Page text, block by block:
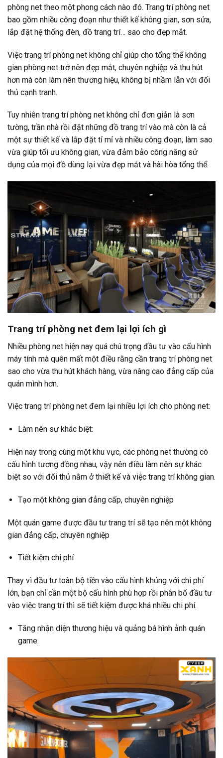
phòng net theo một phong cách nào đó. Trang trí phòng net
bao gồm nhiều công đoạn như thiết kế không gian, sơn sửa,
lắp đặt hệ thống đèn, đồ trang trí… sao cho đẹp mắt.
Việc trang trí phòng net không chỉ giúp cho tổng thể không
gian phòng net trở nên đẹp mắt, chuyên nghiệp và thu hút
hơn mà còn làm nên thương hiệu, không bị nhầm lẫn với đối
thủ cạnh tranh.
Tuy nhiên trang trí phòng net không chỉ đơn giản là sơn
tường, trần nhà rồi đặt những đồ trang trí vào mà còn là cả
một sự thiết kế và lắp đặt tỉ mỉ và nhiều công đoạn, làm sao
vừa giúp tối ưu không gian, vừa đảm bảo công năng sử
dụng của mọi đồ dùng lại vừa đẹp mắt và hài hòa tổng thể.
Trang trí phòng net đem lại lợi ích gì
Nhiều phòng net hiện nay quá chú trọng đầu tư vào cấu hình
máy tính mà quên mất một điều rằng cần trang trí phòng net
sao cho vừa thu hút khách hàng, vừa nâng cao đẳng cấp của
quán mình hơn.
Việc trang trí phòng net đem lại nhiều lợi ích cho phòng net:
Làm nên sự khác biệt:
Hiện nay trong cùng một khu vực, các phòng net thường có
cấu hình tương đồng nhau, vậy nên điều làm nên sự khác
biệt so với đối thủ nằm ở thiết kế và việc trang trí không gian.
Tạo một không gian đẳng cấp, chuyên nghiệp
Một quán game được đầu tư trang trí sẽ tạo nên một không
gian đẳng cấp, chuyên nghiệp
Tiết kiệm chi phí
Thay vì đầu tư toàn bộ tiền vào cấu hình khủng với chi phí
lớn, bạn chỉ cần một bộ cấu hình phù hợp rồi phân bố đầu tư
vào việc trang trí thì sẽ tiết kiệm được khá nhiều chi phí.
Tăng nhận diện thương hiệu và quảng bá hình ảnh quán
game.